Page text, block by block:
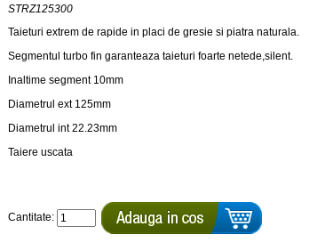
STRZ125300
Taieturi extrem de rapide in placi de gresie si piatra naturala.
Segmentul turbo fin garanteaza taieturi foarte netede,silent.
Inaltime segment 10mm
Diametrul ext 125mm
Diametrul int 22.23mm
Taiere uscata
Cantitate: